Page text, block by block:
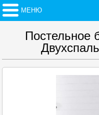
МЕНЮ
Постельное